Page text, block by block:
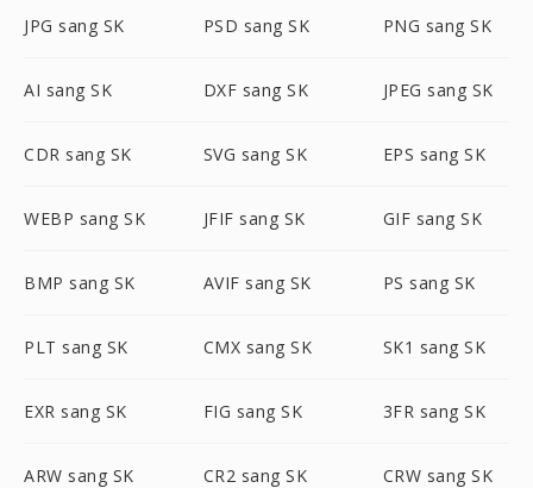
JPG sang SK PSD sang SK PNG sang SK
AI sang SK DXF sang SK JPEG sang SK
CDR sang SK SVG sang SK EPS sang SK
WEBP sang SK JFIF sang SK GIF sang SK
BMP sang SK AVIF sang SK PS sang SK
PLT sang SK CMX sang SK SK1 sang SK
EXR sang SK FIG sang SK 3FR sang SK
ARW sang SK CR2 sang SK CRW sang SK